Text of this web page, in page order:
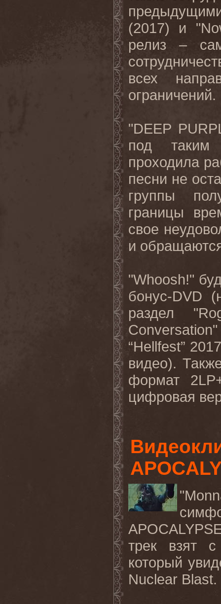
(2017) и
релиз –
всех
ограничений.
"DEEP
под таким
проходила
песни не
группы
границы
свое
и
"Whoosh!"
бонус-DVD
раздел
“Hellfest”
видео).
формат
цифровая
"
трек взят
который
Nuclear Blast.